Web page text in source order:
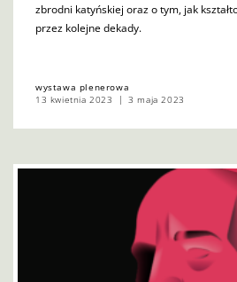
zbrodni katyńskiej oraz o tym, jak
przez kolejne dekady.
wystawa plenerowa
13 kwietnia 2023
3 maja 2023